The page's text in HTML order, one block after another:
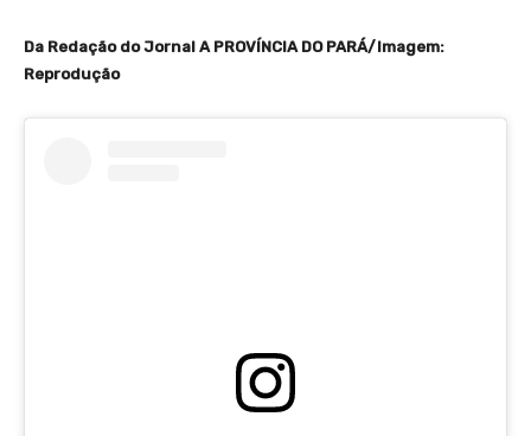
Da Redação do Jornal A PROVÍNCIA DO PARÁ/Imagem:
Reprodução